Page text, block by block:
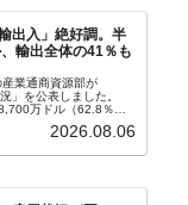
出入」絶好調。半
輸出全体の41％も
業通商資源部が
」を公表しました。
万ドル（62.8％）
2026.08.06